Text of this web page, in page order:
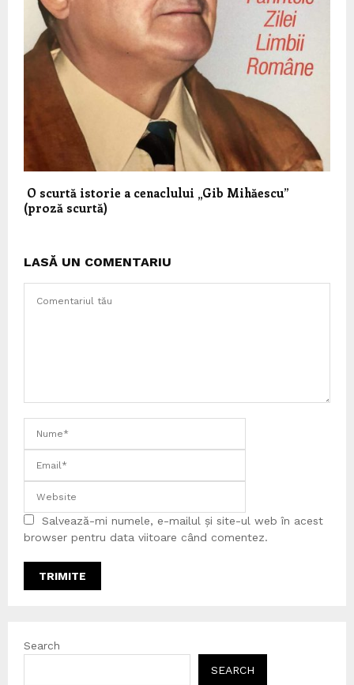
O scurtă istorie a cenaclului „Gib Mihăescu”
(proză scurtă)
LASĂ UN COMENTARIU
Salvează-mi numele, e-mailul și site-ul web în acest
browser pentru data viitoare când comentez.
Search
SEARCH